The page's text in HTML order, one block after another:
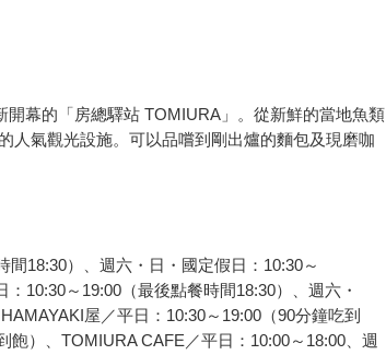
幕的「房總驛站 TOMIURA」。從新鮮的當地魚類
人氣觀光設施。可以品嚐到剛出爐的麵包及現磨咖
18:30）、週六・日・國定假日：10:30～
10:30～19:00（最後點餐時間18:30）、週六・
屋／平日：10:30～19:00（90分鐘吃到
）、TOMIURA CAFE／平日：10:00～18:00、週